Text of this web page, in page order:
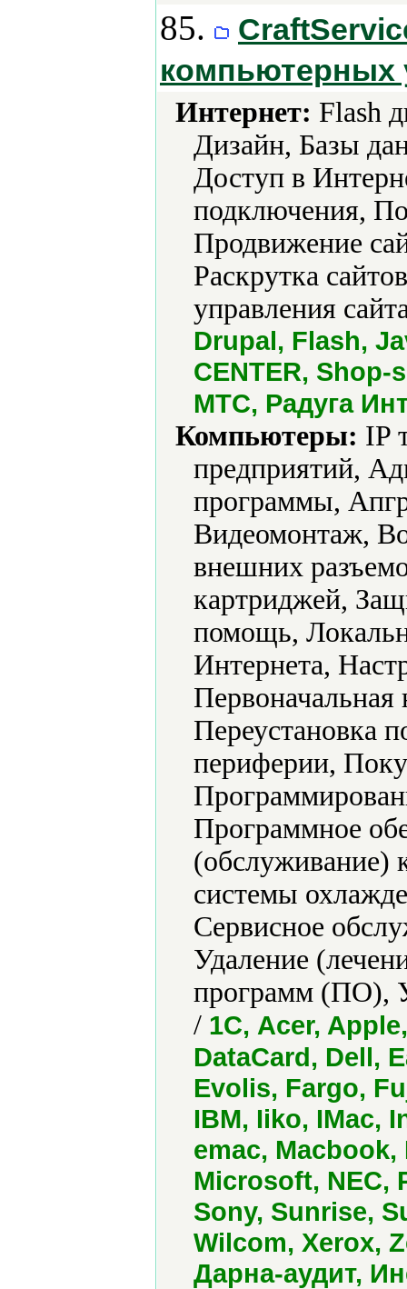
85.
компьютерных
Интернет: Flash
Дизайн, Базы
Доступ в
подключения,
Продвижение
Раскрутка
управления
Drupal, Flash,
CENTER, Shop-
МТС, Радуга
Компьютеры: IP
предприятий,
программы,
Видеомонтаж,
внешних
картриджей,
помощь,
Интернета,
Переустановка
периферии,
Программное
(обслуживание)
системы
Сервисное
Удаление
программ (ПО),
/ 1С, Acer,
DataCard, Dell,
Evolis, Fargo,
IBM, Iiko, IMac,
emac, Macbook,
Microsoft, NEC,
Sony, Sunrise,
Wilcom, Xerox,
Дарна-аудит,